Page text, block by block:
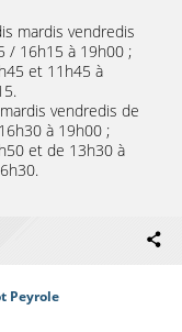
mardis vendredis
/ 16h15 à 19h00 ;
et 11h45 à
vendredis de
à 19h00 ;
et de 13h30 à
Peyrole